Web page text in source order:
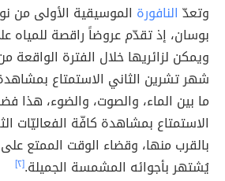
وتعدّ النافورة الموسيقية الأولى من
بوسان، إذ تقدّم عروضاً راقصة للمياه
ويمكن لزائريها خلال الفترة
شهر تشرين الثاني الاستمتاع
ما بين الماء، والصوت، والضوء، هذا
الاستمتاع بمشاهدة كافّة الفعاليّات
بالقرب منها، وقضاء الوقت الممتع
يُشتهر بأجوائه المشمسة الجميلة.[٢]